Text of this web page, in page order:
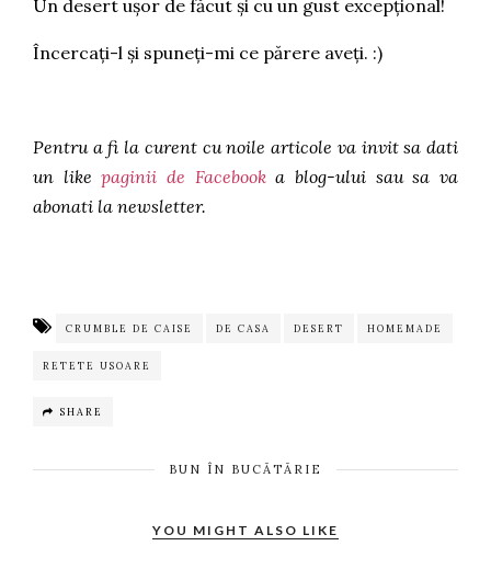
Un desert ușor de făcut și cu un gust excepțional!
Încercați-l și spuneți-mi ce părere aveți. :)
Pentru a fi la curent cu noile articole va invit sa dati
un likepaginii de Facebooka blog-ului sau sa va
abonati la newsletter.
CRUMBLE DE CAISE DE CASA DESERT HOMEMADE
RETETE USOARE
SHARE
BUN ÎN BUCĂTĂRIE
YOU MIGHT ALSO LIKE